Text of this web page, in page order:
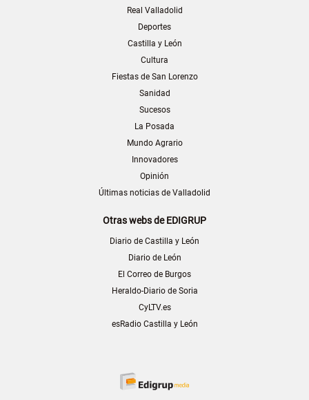
Real Valladolid
Deportes
Castilla y León
Cultura
Fiestas de San Lorenzo
Sanidad
Sucesos
La Posada
Mundo Agrario
Innovadores
Opinión
Últimas noticias de Valladolid
Otras webs de EDIGRUP
Diario de Castilla y León
Diario de León
El Correo de Burgos
Heraldo-Diario de Soria
CyLTV.es
esRadio Castilla y León